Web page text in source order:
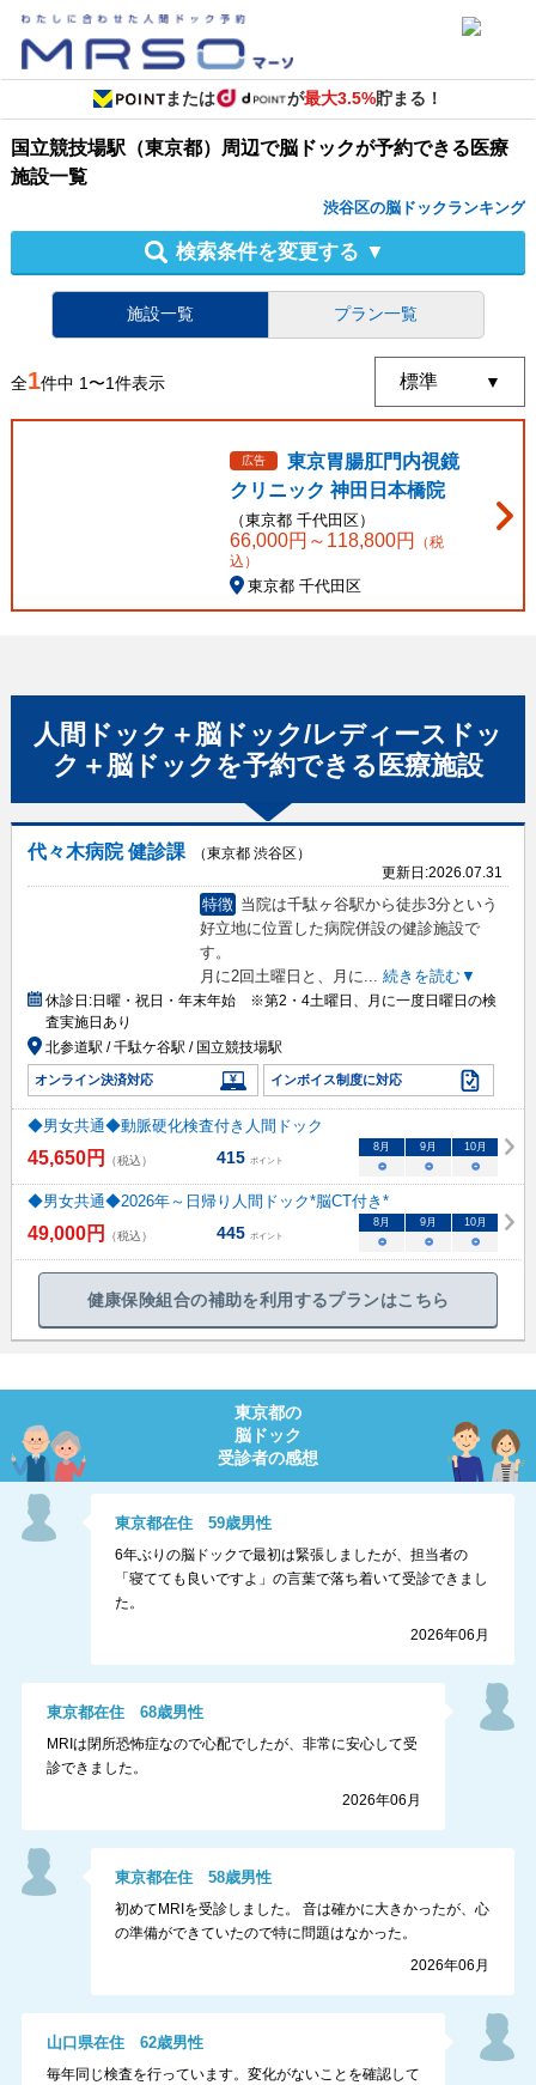
または が最大3.5%貯まる！
国立競技場駅（東京都）周辺で脳ドックが予約できる医療
施設一覧
渋谷区の脳ドックランキング
検索条件を変更する ▼
施設一覧 プラン一覧
全1件中 1〜1件表示
広告
東京胃腸肛門内視鏡
クリニック 神田日本橋院
（東京都 千代田区）
66,000円～ 118,800円
（税
込）
東京都 千代田区
人間ドック＋脳ドック/レディースドッ
ク＋脳ドック を予約できる 医療施設
代々木病院 健診課
（東京都 渋谷区）
更新日:2026.07.31
特徴 当院は千駄ヶ谷駅から徒歩3分という
好立地に位置した病院併設の健診施設で
す。
月に2回土曜日と、月に... 続きを読む▼
休診日:日曜・祝日・年末年始 ※第2・4土曜日、月に一度日曜日の検
査実施日あり
北参道駅 / 千駄ケ谷駅 / 国立競技場駅
オンライン決済対応 インボイス制度に対応
◆男女共通◆動脈硬化検査付き人間ドック
45,650円 （税込） 415 ポイント
8月 9月 10月
○ ○ ○
◆男女共通◆2026年～日帰り人間ドック*脳CT付き*
49,000円 （税込） 445 ポイント
8月 9月 10月
○ ○ ○
健康保険組合の補助を利用するプランはこちら
東京都の
脳ドック
受診者の感想
東京都在住59歳男性
6年ぶりの脳ドックで最初は緊張しましたが、担当者の
「寝てても良いですよ」の言葉で落ち着いて受診できまし
た。
2026年06月
東京都在住 68歳男性
MRIは閉所恐怖症なので心配でしたが、非常に安心して受
診できました。
2026年06月
東京都在住58歳男性
初めてMRIを受診しました。 音は確かに大きかったが、心
の準備ができていたので特に問題はなかった。
2026年06月
山口県在住 62歳男性
毎年同じ検査を行っています。変化がないことを確認して